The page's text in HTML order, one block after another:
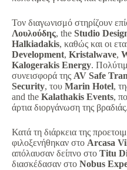
Τον διαγωνισμό στηρίζουν
Λουλούδης, the Studio
Halkiadakis, καθώς και οι
Development, Kristalwave,
Kalogerakis Energy.
συνεισφορά της AV Safe
Security, του Marin Hotel,
and the Kalathakis Events,
άρτια διοργάνωση της βραδιάς.
Κατά τη διάρκεια της
φιλοξενήθηκαν στο Arcasa
απόλαυσαν δείπνο στο Titu
διασκέδασαν στο Nobus